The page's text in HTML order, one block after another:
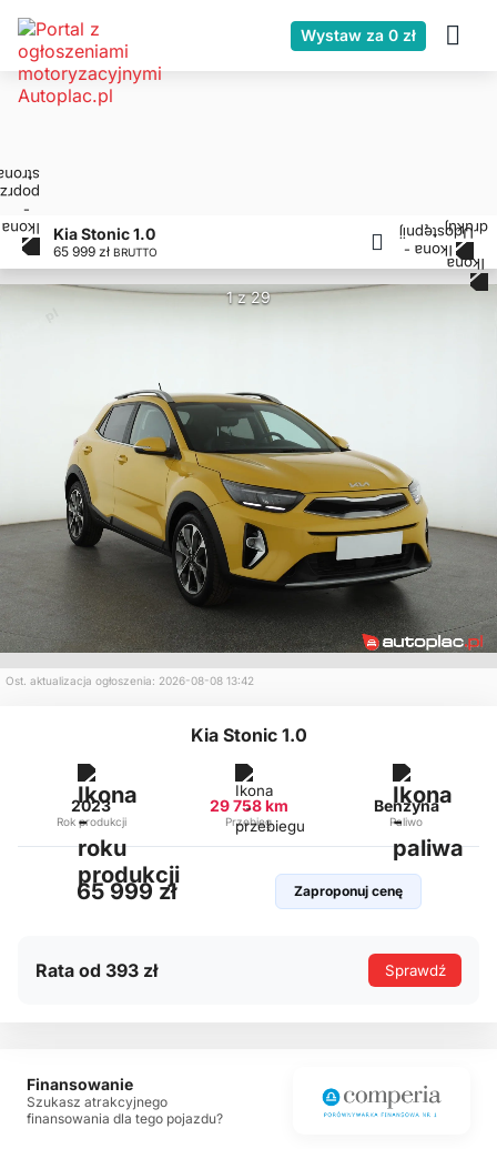
Wystaw za 0 zł
Kia Stonic 1.0
65 999 zł BRUTTO
1 z 29
Ost. aktualizacja ogłoszenia: 2026-08-08 13:42
Kia Stonic 1.0
2023
Rok produkcji
29 758 km
Przebieg
Benzyna
Paliwo
65 999 zł Zaproponuj cenę
Rata od 393 zł Sprawdź
Finansowanie
Szukasz atrakcyjnego
finansowania dla tego pojazdu?